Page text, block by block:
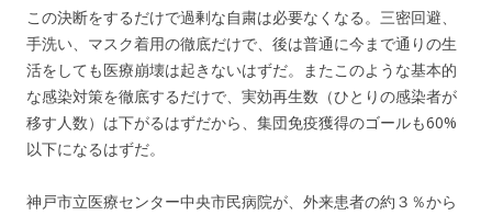
この決断をするだけで過剰な自粛は必要なくなる。三密回避、
手洗い、マスク着用の徹底だけで、後は普通に今まで通りの生
活をしても医療崩壊は起きないはずだ。またこのような基本的
な感染対策を徹底するだけで、実効再生数（ひとりの感染者が
移す人数）は下がるはずだから、集団免疫獲得のゴールも60%
以下になるはずだ。
神戸市立医療センター中央市民病院が、外来患者の約３％から